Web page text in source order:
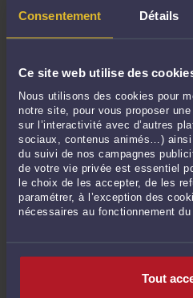
Consentement Détails
Ce site web utilise des
Nous utilisons des cookies pour
notre site, pour vous proposer
sur l’interactivité avec d’autres
sociaux, contenus animés…) ainsi
du suivi de nos campagnes
de votre vie privée est essentiel
le choix de les accepter, de les
paramétrer, à l’exception des
nécessaires au fonctionnement du
Tout
droit bancaire et de responsabilité des
décision, la Cour a condamné BNP
CRÉDIT AGRICOLE CONDAMNÉ
BOURGES : UNE DÉCISION
D’INVESTISSEMENTS FRAUDULEUX